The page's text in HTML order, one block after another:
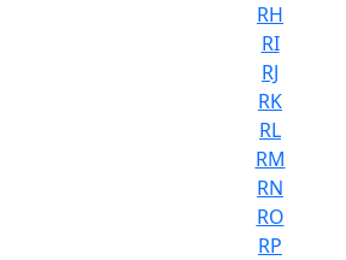
RH
RI
RJ
RK
RL
RM
RN
RO
RP